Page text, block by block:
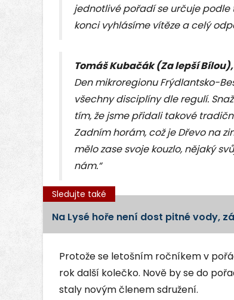
jednotlivé pořadí se určuje
konci vyhlásíme vítěze a celý
Tomáš Kubačák (Za lepší
Den mikroregionu Frýdlantsko-
všechny disciplíny dle regulí.
tím, že jsme přidali takové
Zadním horám, což je Dřevo na
mělo zase svoje kouzlo, nějaký
nám.“
Sledujte také
Na Lysé hoře není dost pitné vody,
Protože se letošním ročníkem v
rok další kolečko. Nově by se do
staly novým členem sdružení.